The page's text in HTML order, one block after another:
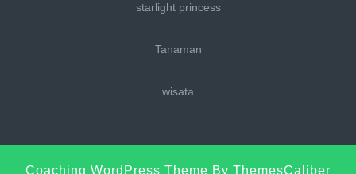
starlight princess
Tanaman
wisata
Coaching WordPress Theme By ThemesCaliber